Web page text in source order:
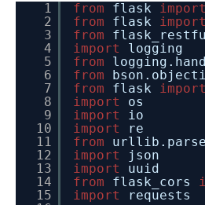
1
2
3
4
5
6
7
8
9
10
11
12
13
14
15
from flask import
from
flask import
from
import
logging
from
from
from
flask import
import
os
import
io
import
re
from
import
json
import
uuid
from
flask_cors
import
requests